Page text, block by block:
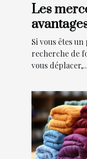
Les
choix
Si vous êtes
recherche de
vous